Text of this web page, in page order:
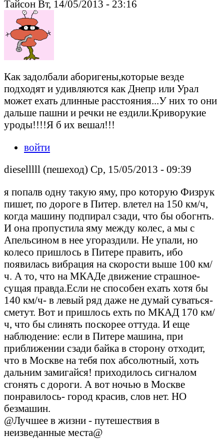
Тайсон Вт, 14/05/2013 - 23:16
Как задолбали аборигены,которые везде
подходят и удивляются как Днепр или Урал
может ехать длинные расстояния...У них то они
дальше пашни и речки не ездили.Криворукие
уроды!!!!Я б их вешал!!!
войти
dieselllll (пешеход) Ср, 15/05/2013 - 09:39
я попалв одну такую яму, про которую Физрук
пишет, по дороге в Питер. влетел на 150 км/ч,
когда машину подпирал сзади, что бы обогнть.
И она пропустила яму между колес, а мы с
Апельсином в нее угораздили. Не упали, но
колесо пришлось в Питере править, ибо
появилась вибрация на скорости выше 100 км/
ч. А то, что на МКАДе движение страшное-
сущая правда.Если не способен ехать хотя бы
140 км/ч- в левый ряд даже не думай суваться-
сметут. Вот и пришлось ехть по МКАД 170 км/
ч, что бы слинять поскорее оттуда. И еще
наблюдение: если в Питере машина, при
приближении сзади байка в сторону отходит,
что в Москве на тебя пох абсолютный, хоть
дальним замигайся! приходилось сигналом
сгонять с дороги. А вот ночью в Москве
понравилось- город красив, слов нет. НО
безмашин.
@Лучшее в жизни - путешествия в
неизведанные места@